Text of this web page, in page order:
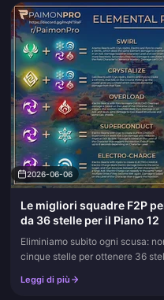
2026-06-06
Le migliori squadre F2P
da 36 stelle per il Piano 12
Eliminiamo subito ogni scusa:
cinque stelle per ottenere 36
Leggi di più